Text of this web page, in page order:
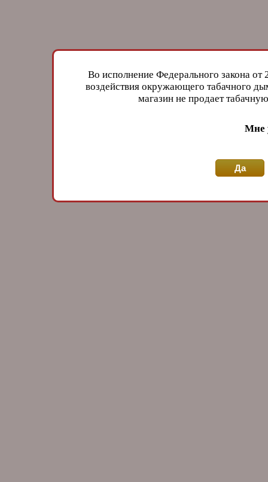
Во исполнение Федерального закона
воздействия окружающего табачного
магазин не продает
Мне
Да